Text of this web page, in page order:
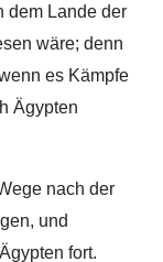
dem Lande der
wäre; denn
es Kämpfe
Ägypten
nach der
und
fort.